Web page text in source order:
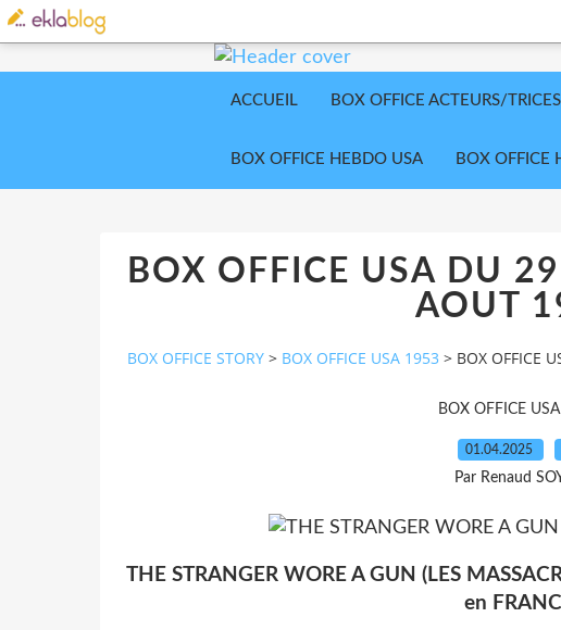
ACCUEIL BOX OFFICE ACTEURS/TRICES
BOX OFFICE HEBDO USA BOX OFFICE
BOX OFFICE USA DU
AOUT
BOX OFFICE STORY > BOX OFFICE USA 1953 > BOX OFFICE
BOX OFFICE
01.04.2025
Par Renaud
THE STRANGER WORE A GUN (LES
en